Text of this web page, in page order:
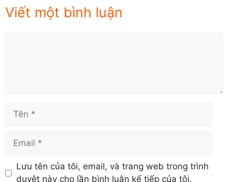
Viết một bình luận
Tên
Email
Lưu tên của tôi, email, và trang web trong trình
duyệt này cho lần bình luận kế tiếp của tôi.